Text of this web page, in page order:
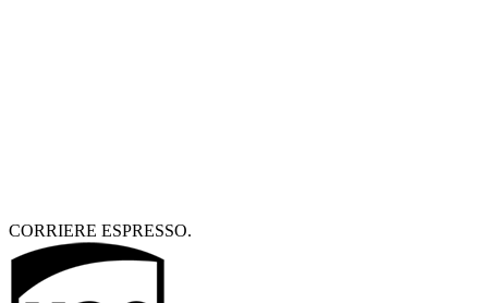
CORRIERE ESPRESSO.